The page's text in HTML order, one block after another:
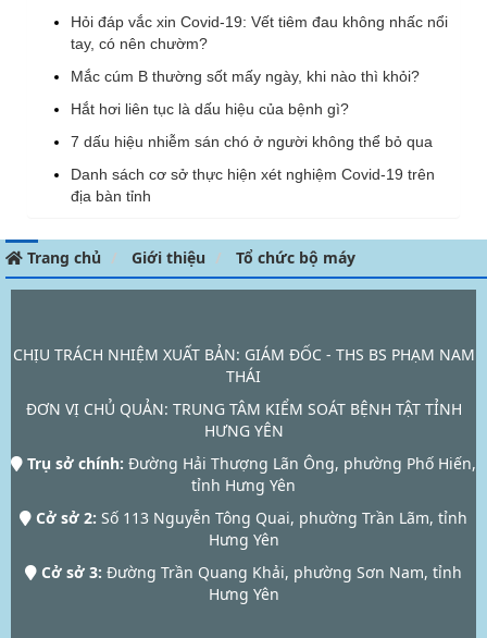
Hỏi đáp vắc xin Covid-19: Vết tiêm đau không nhấc nổi
tay, có nên chườm?
Mắc cúm B thường sốt mấy ngày, khi nào thì khỏi?
Hắt hơi liên tục là dấu hiệu của bệnh gì?
7 dấu hiệu nhiễm sán chó ở người không thể bỏ qua
Danh sách cơ sở thực hiện xét nghiệm Covid-19 trên
địa bàn tỉnh
Trang chủ Giới thiệu Tổ chức bộ máy
CHỊU TRÁCH NHIỆM XUẤT BẢN: GIÁM ĐỐC - THS BS PHẠM NAM
THÁI
ĐƠN VỊ CHỦ QUẢN: TRUNG TÂM KIỂM SOÁT BỆNH TẬT TỈNH
HƯNG YÊN
Trụ sở chính: Đường Hải Thượng Lãn Ông, phường Phố Hiến,
tỉnh Hưng Yên
Cở sở 2: Số 113 Nguyễn Tông Quai, phường Trần Lãm, tỉnh
Hưng Yên
Cở sở 3: Đường Trần Quang Khải, phường Sơn Nam, tỉnh
Hưng Yên